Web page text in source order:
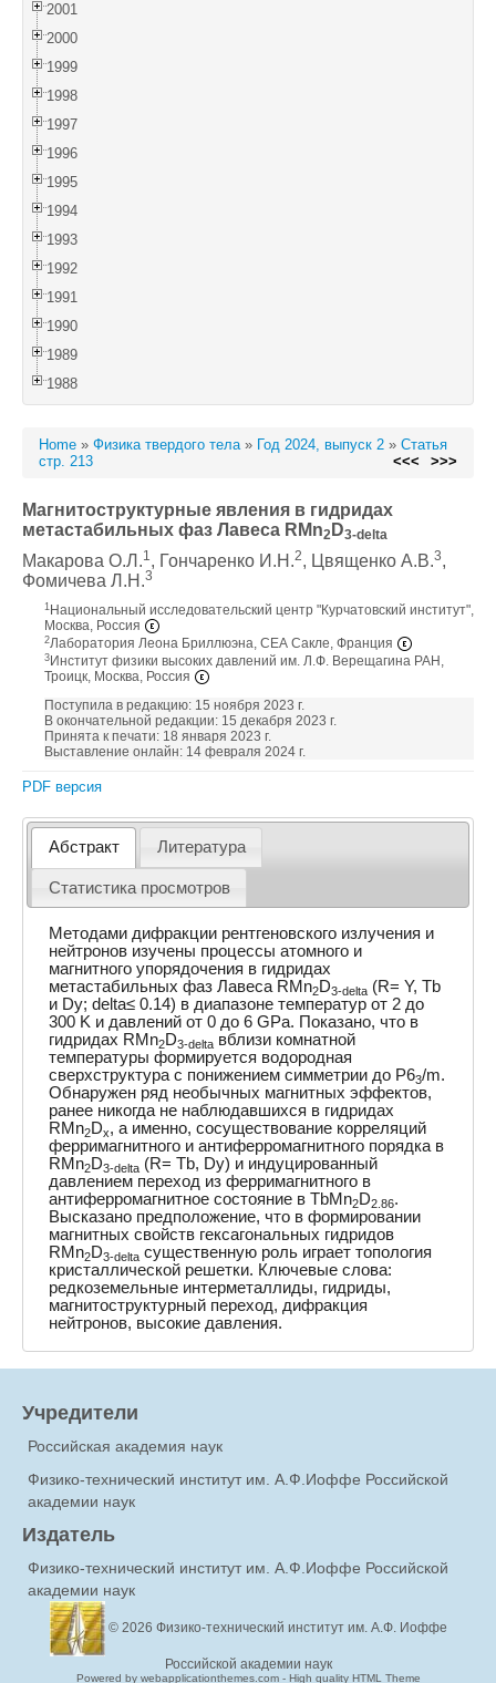
2001
2000
1999
1998
1997
1996
1995
1994
1993
1992
1991
1990
1989
1988
Home » Физика твердого тела» Год 2024, выпуск 2 » Статья
стр. 213
<<< >>>
Магнитоструктурные явления в гидридах
метастабильных фаз Лавеса RMn2 D3-delta
Макарова О.Л.1, Гончаренко И.Н.2, Цвященко А.В.3,
Фомичева Л.Н.3
1 Национальный исследовательский центр "Курчатовский институт",
Москва, Россия
2Лаборатория Леона Бриллюэна, СЕА Сакле, Франция
3 Институт физики высоких давлений им. Л.Ф. Верещагина РАН,
Троицк, Москва, Россия
Поступила в редакцию: 15 ноября 2023 г.
В окончательной редакции: 15 декабря 2023 г.
Принята к печати: 18 января 2023 г.
Выставление онлайн: 14 февраля 2024 г.
PDF версия
Абстракт Литература
Статистика просмотров
Методами дифракции рентгеновского излучения и
нейтронов изучены процессы атомного и
магнитного упорядочения в гидридах
метастабильных фаз Лавеса RMn2D3-delta (R= Y, Tb
и Dy; delta≤ 0.14) в диапазоне температур от 2 до
300 K и давлений от 0 до 6 GPa. Показано, что в
гидридах RMn2D3-delta вблизи комнатной
температуры формируется водородная
сверхструктура с понижением симметрии до P63/m.
Обнаружен ряд необычных магнитных эффектов,
ранее никогда не наблюдавшихся в гидридах
RMn2Dx, а именно, сосуществование корреляций
ферримагнитного и антиферромагнитного порядка в
RMn2D3-delta (R= Tb, Dy) и индуцированный
давлением переход из ферримагнитного в
антиферромагнитное состояние в TbMn2D2.86.
Высказано предположение, что в формировании
магнитных свойств гексагональных гидридов
RMn2D3-delta существенную роль играет топология
кристаллической решетки. Ключевые слова:
редкоземельные интерметаллиды, гидриды,
магнитоструктурный переход, дифракция
нейтронов, высокие давления.
Учредители
Российская академия наук
Физико-технический институт им. А.Ф.Иоффе Российской
академии наук
Издатель
Физико-технический институт им. А.Ф.Иоффе Российской
академии наук
© 2026 Физико-технический институт им. А.Ф. Иоффе
Российской академии наук
Powered by webapplicationthemes.com - High quality HTML Theme